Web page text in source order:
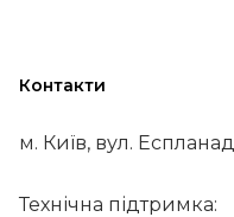
Контакти
м. Київ, вул.
Технічна підтримка: